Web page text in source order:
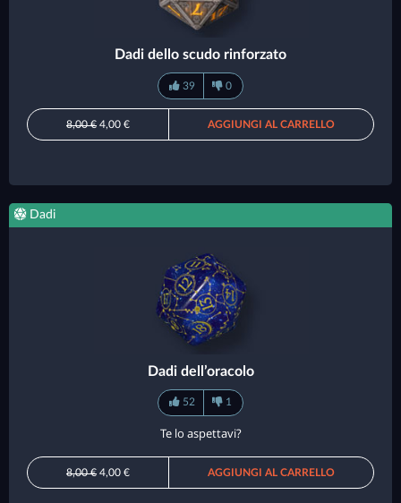
Dadi dello scudo rinforzato
39 0
8,00 € 4,00 € AGGIUNGI AL CARRELLO
Dadi
Dadi dell’oracolo
52 1
Te lo aspettavi?
8,00 € 4,00 € AGGIUNGI AL CARRELLO